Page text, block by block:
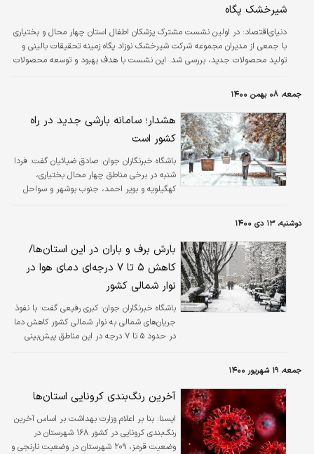
تصویب…
شیرخشک پگاه
دنیای‌اقتصاد: در اولین نشست مشترک پزشکان اطفال استان چهار محال و بختیاری
با جمعی از مدیران مجموعه شرکت شیرخشک نوزاد پگاه زمینه تحقیقات بالینی و
تولید محصولات جدید، بررسی شد. این نشست با هدف بهبود و توسعه محصولات
تولیدی شیر خشک نوزاد پگاه برگزار شد. در این جلسه، مقرر شد تحقیقات بالینی
در زمینه شیرخشک‌های خاص و رژیمی توسط دانشگاه علوم پزشکی استان چهار
محال و بختیاری انجام و استادان آن دانشگاه جهت تولید برخی از محصولات…
جمعه، ۰۸ بهمن ۱۴۰۰
هشدار؛ سامانه بارشی جدید در راه
کشور است
باشگاه خبرنگاران جوان: صادق ضیائیان گفت: فردا
شنبه در برخی مناطق چهار محال بختیاری،
کهگیلویه و بویر احمد، جنوب بوشهر و سواحل
دوشنبه، ۱۳ دی ۱۴۰۰
بارش برف و باران در این استان‌ها/
کاهش ۵ تا ۷ درجه‌ای دمای هوا در
نوار شمالی کشور
باشگاه خبرنگاران جوان: کبری رفیعی گفت: با نفوذ
جریان‌های شمالی به نوار شمالی کشور کاهش دما
در حدود ۵ تا ۷ درجه در این مناطق پیش‌بینی
جمعه، ۱۹ شهریور ۱۴۰۰
آخرین رنگ‌بندی کرونایی استان‌ها
ايسنا: بنا بر اعلام وزارت بهداشت بر اساس آخرین
رنگ‌بندی کرونایی در کشور ۱۶۸ شهرستان در
وضعیت قرمز، ۲۰۹ شهرستان در وضعیت نارنجی و